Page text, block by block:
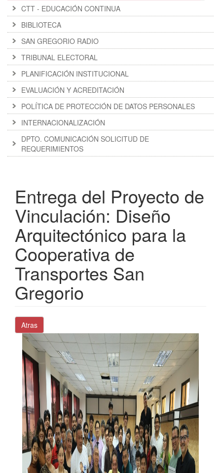
CTT - EDUCACIÓN CONTINUA
BIBLIOTECA
SAN GREGORIO RADIO
TRIBUNAL ELECTORAL
PLANIFICACIÓN INSTITUCIONAL
EVALUACIÓN Y ACREDITACIÓN
POLÍTICA DE PROTECCIÓN DE DATOS PERSONALES
INTERNACIONALIZACIÓN
DPTO. COMUNICACIÓN SOLICITUD DE
REQUERIMIENTOS
Entrega del Proyecto de
Vinculación: Diseño
Arquitectónico para la
Cooperativa de
Transportes San
Gregorio
Atras